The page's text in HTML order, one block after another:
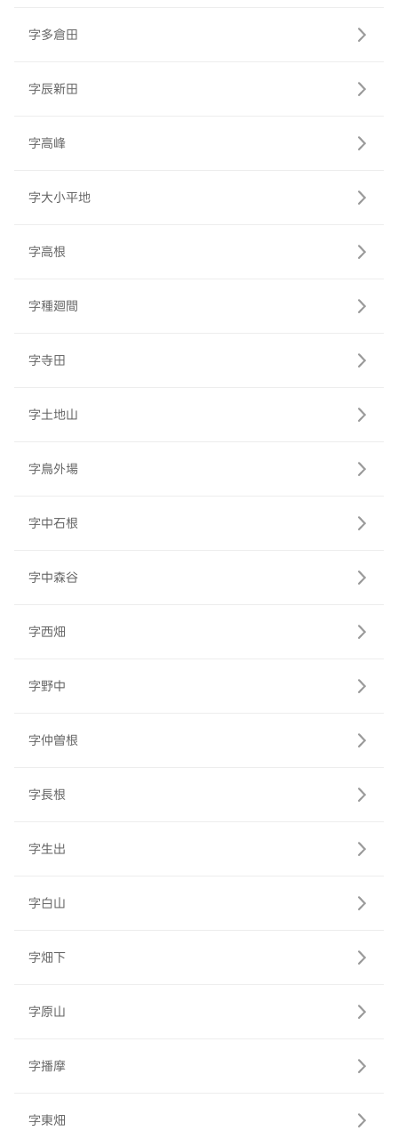
字多倉田
字辰新田
字高峰
字大小平地
字高根
字種廻間
字寺田
字土地山
字鳥外場
字中石根
字中森谷
字西畑
字野中
字仲曽根
字長根
字生出
字白山
字畑下
字原山
字播摩
字東畑